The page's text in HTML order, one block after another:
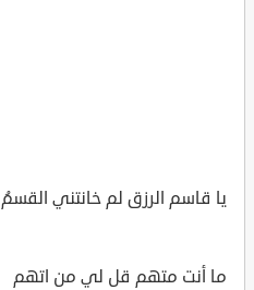
يا قاسم الرزق لم خانتني القسمُ
ما أنت متهم قل لي من اتهم